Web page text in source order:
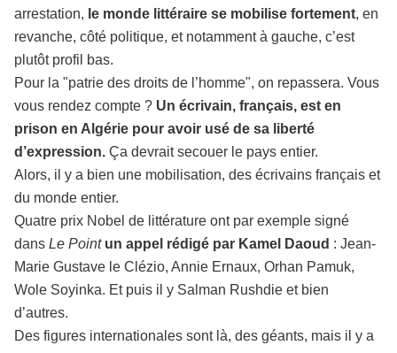
arrestation, le monde littéraire se mobilise fortement, en
revanche, côté politique, et notamment à gauche, c’est
plutôt profil bas.
Pour la "patrie des droits de l’homme", on repassera. Vous
vous rendez compte ? Un écrivain, français, est en
prison en Algérie pour avoir usé de sa liberté
d’expression. Ça devrait secouer le pays entier.
Alors, il y a bien une mobilisation, des écrivains français et
du monde entier.
Quatre prix Nobel de littérature ont par exemple signé
dans Le Point un appel rédigé par Kamel Daoud : Jean-
Marie Gustave le Clézio, Annie Ernaux, Orhan Pamuk,
Wole Soyinka. Et puis il y Salman Rushdie et bien
d’autres.
Des figures internationales sont là, des géants, mais il y a